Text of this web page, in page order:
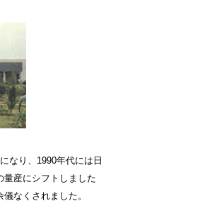
なり、1990年代には日
産にシフトしました
なくされました。